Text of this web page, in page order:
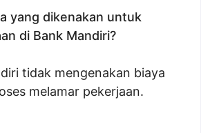
yang dikenakan untuk
di Bank Mandiri?
tidak mengenakan biaya
melamar pekerjaan.